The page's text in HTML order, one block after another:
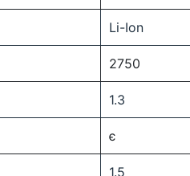
Li-Ion
2750
1.3
є
1.5